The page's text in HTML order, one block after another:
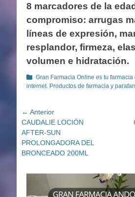
8 marcadores de la
compromiso: arrugas
líneas de expresión,
resplandor, firmeza,
volumen e hidratación.
Categorías
Gran Farmacia Online es tu farmacia
internet. Productos de farmacia y
Navegación
de
entradas
← Anterior
Entrada
anterior:
CAUDALIE LOCIÓN
AFTER-SUN
PROLONGADORA DEL
BRONCEADO 200ML